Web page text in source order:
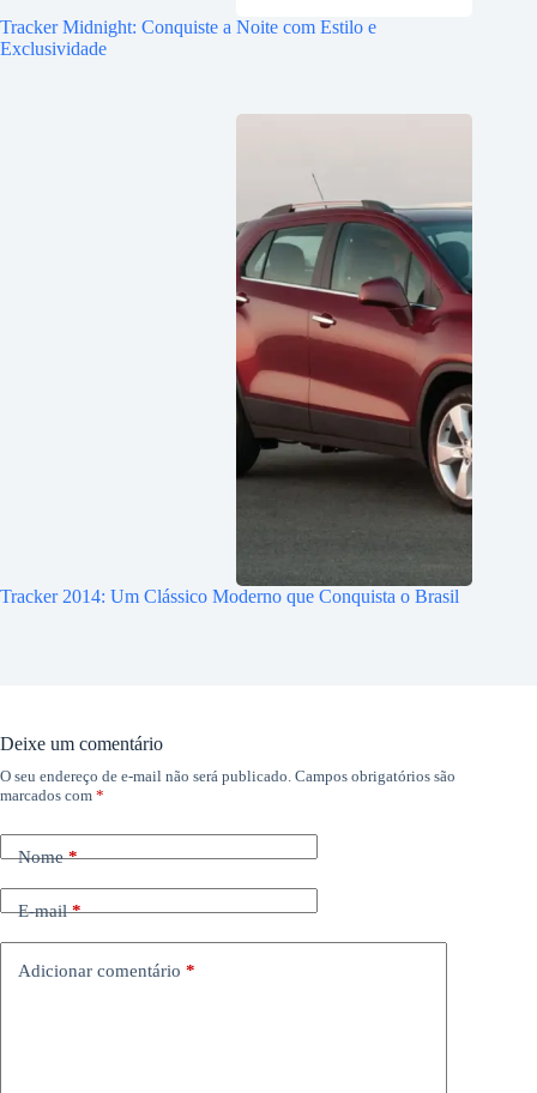
Tracker Midnight: Conquiste a Noite com Estilo e
Exclusividade
Tracker 2014: Um Clássico Moderno que Conquista o Brasil
Deixe um comentário
O seu endereço de e-mail não será publicado. Campos obrigatórios são
marcados com *
Nome*
E-mail*
Adicionar comentário *